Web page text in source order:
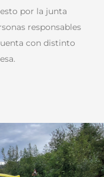
por la junta
responsables
con distinto